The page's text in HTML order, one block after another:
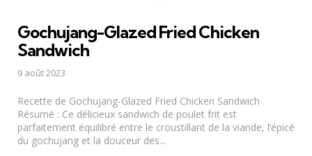
Gochujang-Glazed Fried Chicken
Sandwich
9 août 2023
Recette de Gochujang-Glazed Fried Chicken Sandwich
Résumé : Ce délicieux sandwich de poulet frit est
parfaitement équilibré entre le croustillant de la viande, l’épicé
du gochujang et la douceur des...